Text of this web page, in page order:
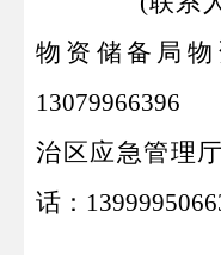
物资储备
13079966396
治区应急管理
话：